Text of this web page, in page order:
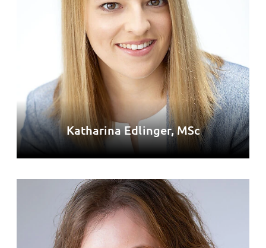
Katharina Edlinger, MSc